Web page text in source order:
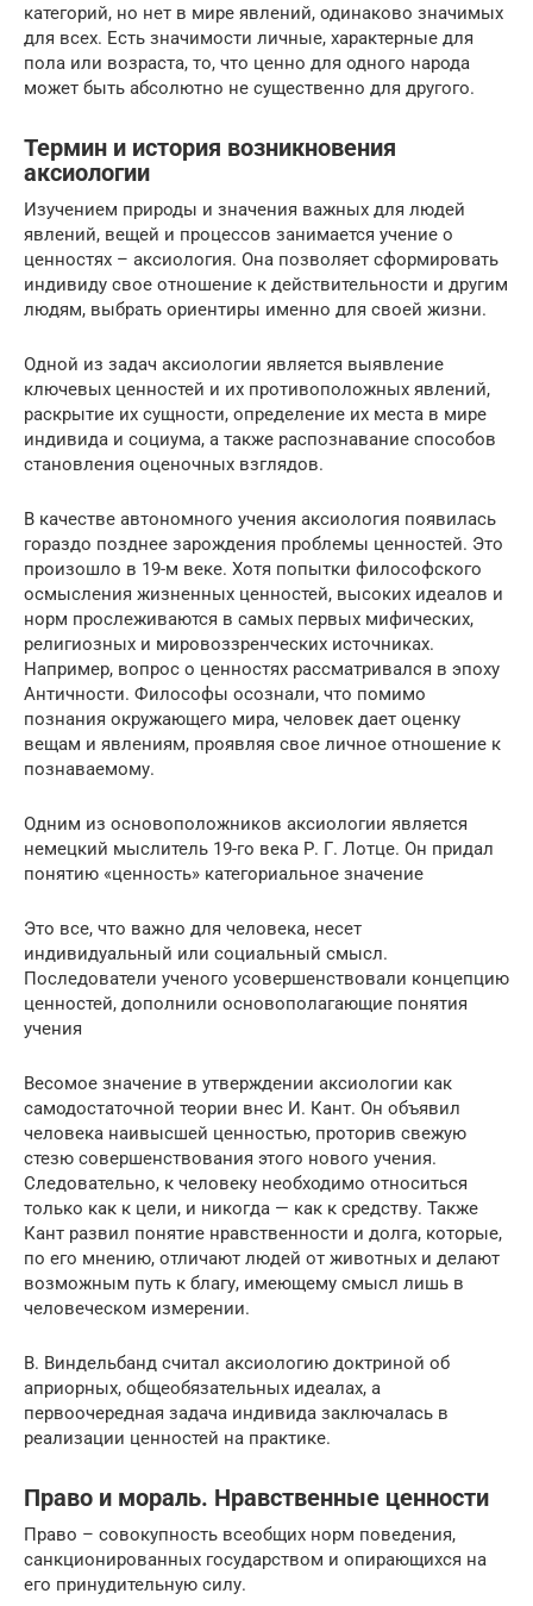
категорий, но нет в мире явлений, одинаково значимых
для всех. Есть значимости личные, характерные для
пола или возраста, то, что ценно для одного народа
может быть абсолютно не существенно для другого.
Термин и история возникновения
аксиологии
Изучением природы и значения важных для людей
явлений, вещей и процессов занимается учение о
ценностях – аксиология. Она позволяет сформировать
индивиду свое отношение к действительности и другим
людям, выбрать ориентиры именно для своей жизни.
Одной из задач аксиологии является выявление
ключевых ценностей и их противоположных явлений,
раскрытие их сущности, определение их места в мире
индивида и социума, а также распознавание способов
становления оценочных взглядов.
В качестве автономного учения аксиология появилась
гораздо позднее зарождения проблемы ценностей. Это
произошло в 19-м веке. Хотя попытки философского
осмысления жизненных ценностей, высоких идеалов и
норм прослеживаются в самых первых мифических,
религиозных и мировоззренческих источниках.
Например, вопрос о ценностях рассматривался в эпоху
Античности. Философы осознали, что помимо
познания окружающего мира, человек дает оценку
вещам и явлениям, проявляя свое личное отношение к
познаваемому.
Одним из основоположников аксиологии является
немецкий мыслитель 19-го века Р. Г. Лотце. Он придал
понятию «ценность» категориальное значение
Это все, что важно для человека, несет
индивидуальный или социальный смысл.
Последователи ученого усовершенствовали концепцию
ценностей, дополнили основополагающие понятия
учения
Весомое значение в утверждении аксиологии как
самодостаточной теории внес И. Кант. Он объявил
человека наивысшей ценностью, проторив свежую
стезю совершенствования этого нового учения.
Следовательно, к человеку необходимо относиться
только как к цели, и никогда — как к средству. Также
Кант развил понятие нравственности и долга, которые,
по его мнению, отличают людей от животных и делают
возможным путь к благу, имеющему смысл лишь в
человеческом измерении.
В. Виндельбанд считал аксиологию доктриной об
априорных, общеобязательных идеалах, а
первоочередная задача индивида заключалась в
реализации ценностей на практике.
Право и мораль. Нравственные ценности
Право – совокупность всеобщих норм поведения,
санкционированных государством и опирающихся на
его принудительную силу.